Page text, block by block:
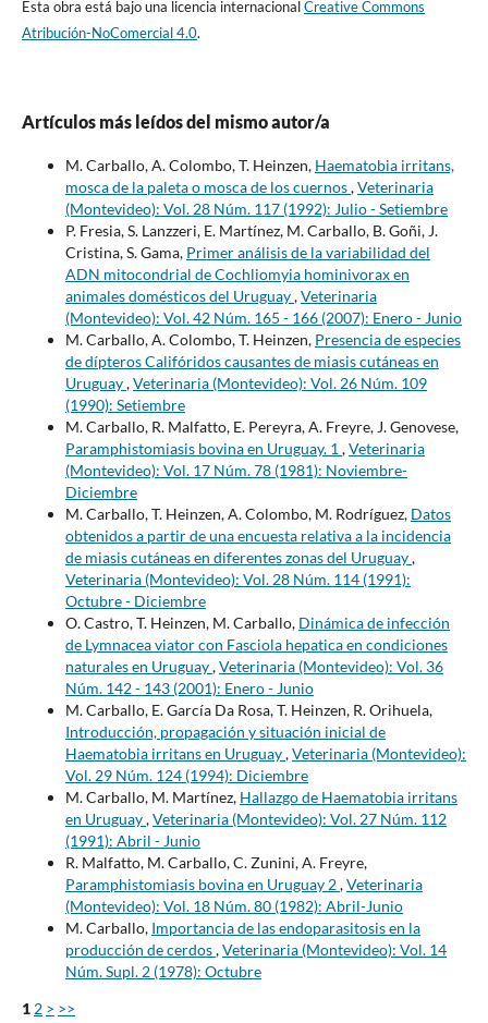
Esta obra está bajo una licencia internacionalCreative Commons
Atribución-NoComercial 4.0.
Artículos más leídos del mismo autor/a
M. Carballo, A. Colombo, T. Heinzen, Haematobia irritans,
mosca de la paleta o mosca de los cuernos,Veterinaria
(Montevideo): Vol. 28 Núm. 117 (1992): Julio - Setiembre
P. Fresia, S. Lanzzeri, E. Martínez, M. Carballo, B. Goñi, J.
Cristina, S. Gama, Primer análisis de la variabilidad del
ADN mitocondrial de Cochliomyia hominivorax en
animales domésticos del Uruguay,Veterinaria
(Montevideo): Vol. 42 Núm. 165 - 166 (2007): Enero - Junio
M. Carballo, A. Colombo, T. Heinzen, Presencia de especies
de dípteros Califóridos causantes de miasis cutáneas en
Uruguay,Veterinaria (Montevideo): Vol. 26 Núm. 109
(1990): Setiembre
M. Carballo, R. Malfatto, E. Pereyra, A. Freyre, J. Genovese,
Paramphistomiasis bovina en Uruguay. 1 ,Veterinaria
(Montevideo): Vol. 17 Núm. 78 (1981): Noviembre-
Diciembre
M. Carballo, T. Heinzen, A. Colombo, M. Rodríguez, Datos
obtenidos a partir de una encuesta relativa a la incidencia
de miasis cutáneas en diferentes zonas del Uruguay,
Veterinaria (Montevideo): Vol. 28 Núm. 114 (1991):
Octubre - Diciembre
O. Castro, T. Heinzen, M. Carballo, Dinámica de infección
de Lymnacea viator con Fasciola hepatica en condiciones
naturales en Uruguay,Veterinaria (Montevideo): Vol. 36
Núm. 142 - 143 (2001): Enero - Junio
M. Carballo, E. García Da Rosa, T. Heinzen, R. Orihuela,
Introducción, propagación y situación inicial de
Haematobia irritans en Uruguay,Veterinaria (Montevideo):
Vol. 29 Núm. 124 (1994): Diciembre
M. Carballo, M. Martínez, Hallazgo de Haematobia irritans
en Uruguay,Veterinaria (Montevideo): Vol. 27 Núm. 112
(1991): Abril - Junio
R. Malfatto, M. Carballo, C. Zunini, A. Freyre,
Paramphistomiasis bovina en Uruguay 2,Veterinaria
(Montevideo): Vol. 18 Núm. 80 (1982): Abril-Junio
M. Carballo, Importancia de las endoparasitosis en la
producción de cerdos,Veterinaria (Montevideo): Vol. 14
Núm. Supl. 2 (1978): Octubre
1 2 > >>